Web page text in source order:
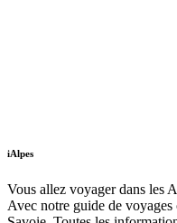
iAlpes
Vous allez voyager dans les
Avec notre guide de